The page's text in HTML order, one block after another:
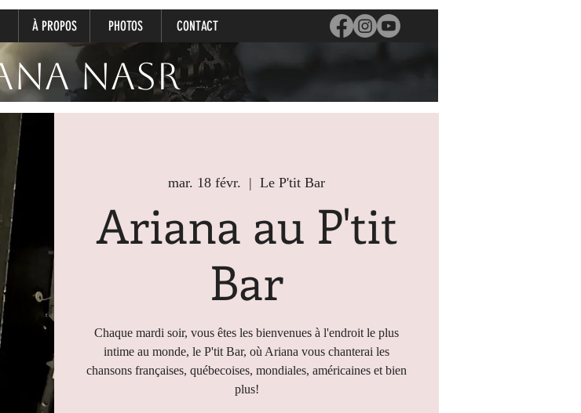
À PROPOS PHOTOS CONTACT
Nasr
mar. 18 févr.
  |
Le P'tit Bar
Ariana au P'tit
Bar
Chaque mardi soir, vous êtes les bienvenues à l'endroit le plus
intime au monde, le P'tit Bar, où Ariana vous chanterai les
chansons françaises, québecoises, mondiales, américaines et bien
plus!